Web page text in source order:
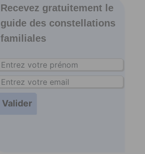
Recevez gratuitement le
guide des constellations
familiales